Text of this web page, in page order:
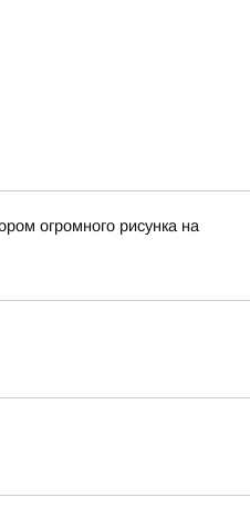
огромного рисунка на